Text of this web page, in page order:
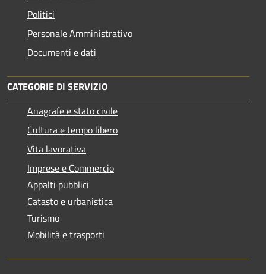
Politici
Personale Amministrativo
Documenti e dati
CATEGORIE DI SERVIZIO
Anagrafe e stato civile
Cultura e tempo libero
Vita lavorativa
Imprese e Commercio
Appalti pubblici
Catasto e urbanistica
Turismo
Mobilità e trasporti